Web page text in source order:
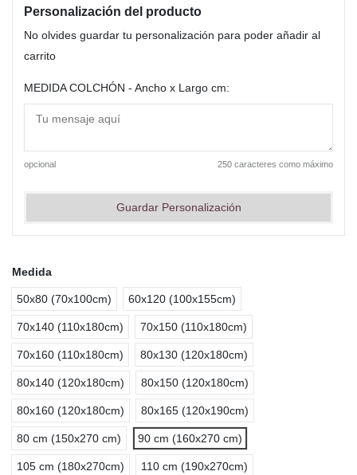
Personalización del producto
No olvides guardar tu personalización para poder añadir al
carrito
MEDIDA COLCHÓN - Ancho x Largo cm:
opcional 250 caracteres como máximo
Guardar Personalización
Medida
50x80 (70x100cm) 60x120 (100x155cm)
70x140 (110x180cm) 70x150 (110x180cm)
70x160 (110x180cm) 80x130 (120x180cm)
80x140 (120x180cm) 80x150 (120x180cm)
80x160 (120x180cm) 80x165 (120x190cm)
80 cm (150x270 cm) 90 cm (160x270 cm)
105 cm (180x270cm) 110 cm (190x270cm)